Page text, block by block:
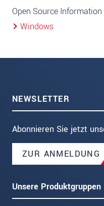
Open Source Information
Windows
NEWSLETTER
Abonnieren Sie jetzt
ZUR ANMELDUNG
Unsere Produktgruppen